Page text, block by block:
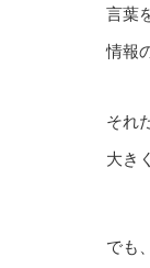
言葉
情報
それ
大き
でも